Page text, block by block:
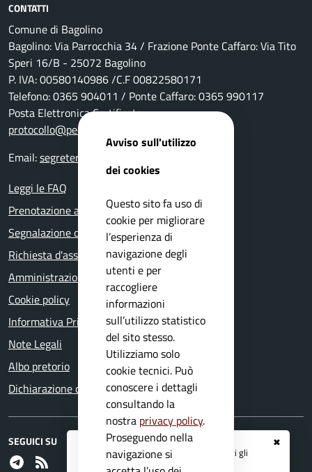
✖
Registrati ai serviziAPP IO
e ricevi tutti gli
aggiornamenti dall'Ente
CONTATTI
Comune di Bagolino
Bagolino: Via Parrocchia 34 / Frazione Ponte Caffaro: Via Tito
Speri 16/B - 25072 Bagolino
P. IVA: 00580140986 /C.F 00822580171
Telefono: 0365 904011 / Ponte Caffaro: 0365 990117
Posta Elettronica Certificata:
protocollo@pec.comune.bagolino.bs.it
Email:segreteria@comune.bagolino.bs.it
Leggi le FAQ
Prenotazione appuntamento
Segnalazione disservizio
Richiesta d'assistenza
Amministrazione trasparente
Cookie policy
Informativa Privacy
Note Legali
Albo pretorio
Dichiarazione di accessibilità
SEGUICI SU
Telegram
Avviso sull'utilizzo
dei cookies
Questo sito fa uso di
cookie per migliorare
l’esperienza di
navigazione degli
utenti e per
raccogliere
informazioni
sull’utilizzo statistico
del sito stesso.
Utilizziamo solo
cookie tecnici. Può
conoscere i dettagli
consultando la
nostra privacy policy.
Proseguendo nella
navigazione si